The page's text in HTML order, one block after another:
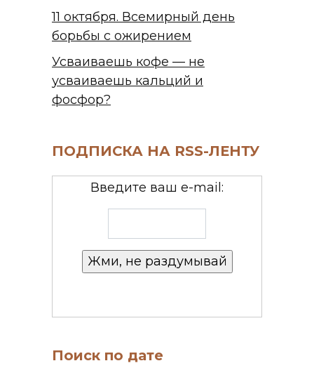
11 октября. Всемирный день
борьбы с ожирением
Усваиваешь кофе — не
усваиваешь кальций и
фосфор?
ПОДПИСКА НА RSS-ЛЕНТУ
Введите ваш e-mail:
Поиск по дате